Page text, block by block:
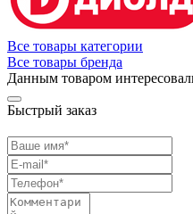
Все товары категории
Все товары бренда
Данным товаром
Быстрый заказ